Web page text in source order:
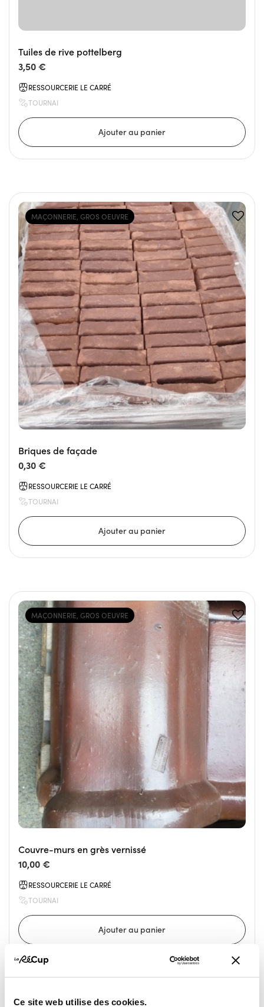
Ce site web utilise des cookies.
Tuiles de rive pottelberg
3,50 €
RESSOURCERIE LE CARRÉ
TOURNAI
MAÇONNERIE, GROS OEUVRE
Briques de façade
0,30 €
RESSOURCERIE LE CARRÉ
TOURNAI
MAÇONNERIE, GROS OEUVRE
Couvre-murs en grès vernissé
10,00 €
RESSOURCERIE LE CARRÉ
TOURNAI